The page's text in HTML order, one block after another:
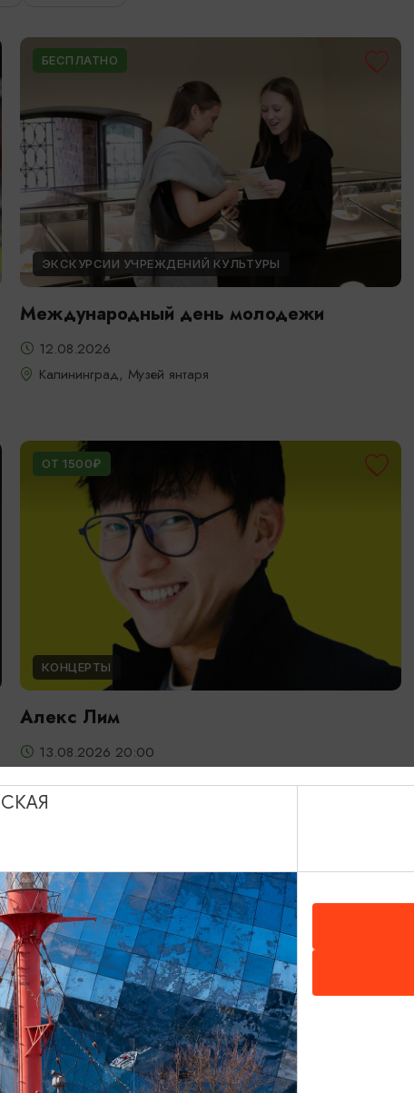
БЕСПЛАТНО
ЭКСКУРСИИ УЧРЕЖДЕНИЙ КУЛЬТУРЫ
Международный день молодежи
12.08.2026
Калининград, Музей янтаря
ОТ 1500₽
КОНЦЕРТЫ
Алекс Лим
13.08.2026 20:00
ДЕТЯМ